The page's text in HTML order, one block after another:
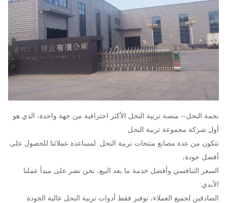
نجمة النحل-- منصة تربية النحل الأكثر احترافية من جهة واحدة، الذي هو
أول شركة مجموعة تربية النحل
تتكون من عدة مصانع منتجات تربية النحل. لمساعدة عملائنا للحصول على
أفضل جودة،
السعر التنافسي وأفضل خدمة ما بعد البيع، نحن نصر على مبدأ عملنا
الأبدي:
الصادقين لجميع العملاء، توفير فقط أدوات تربية النحل عالية الجودة